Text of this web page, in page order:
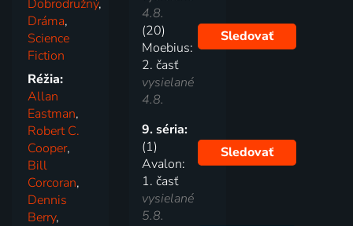
Dobrodružný,
Dráma,
Science
Fiction
Réžia:
Allan
Eastman,
Robert C.
Cooper,
Bill
Corcoran,
Dennis
Berry,
4.8.
(20)
Moebius:
2. časť
vysielané
4.8.
Sledovať
9. séria:
(1)
Avalon:
1. časť
vysielané
5.8.
Sledovať